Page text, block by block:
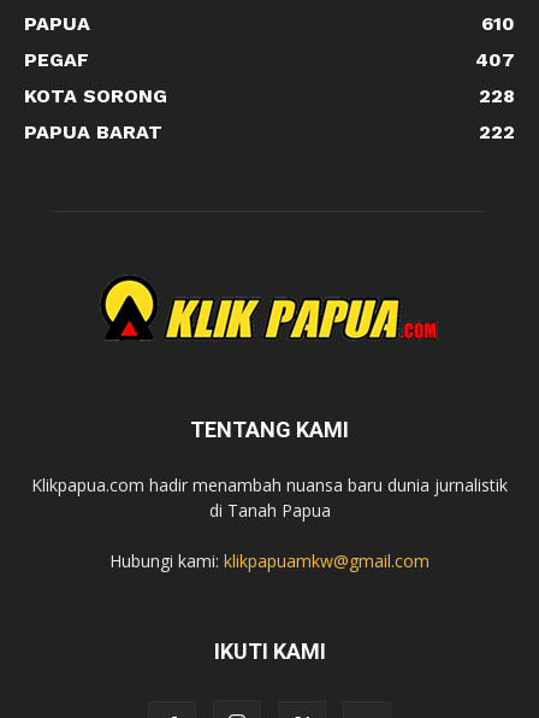
PAPUA
610
PEGAF
407
KOTA SORONG
228
PAPUA BARAT
222
TENTANG KAMI
Klikpapua.com hadir menambah nuansa baru dunia jurnalistik
di Tanah Papua
Hubungi kami: klikpapuamkw@gmail.com
IKUTI KAMI